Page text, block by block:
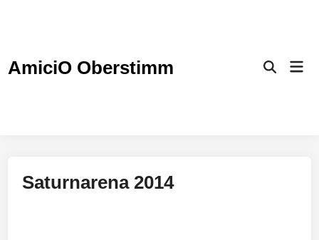
AmiciO Oberstimm
Suche
Saturnarena 2014